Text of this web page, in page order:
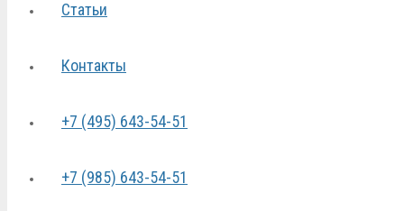
Статьи
Контакты
+7 (495) 643-54-51
+7 (985) 643-54-51